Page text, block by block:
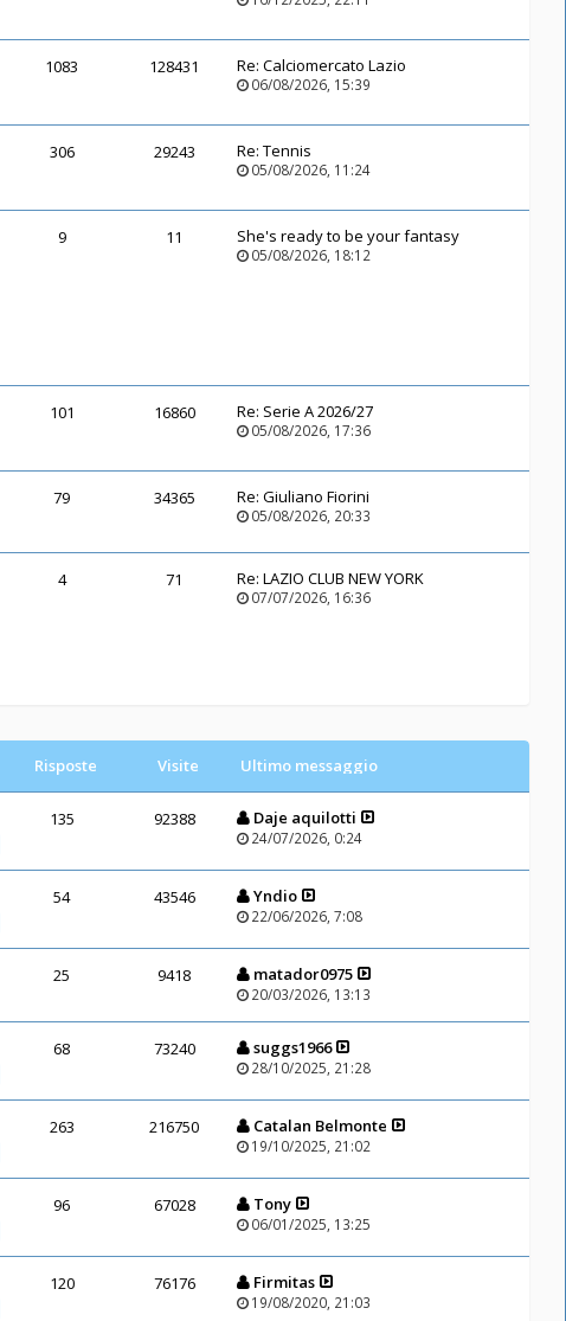
1083 128431 Re: Calciomercato Lazio
06/08/2026, 15:39
306 29243 Re: Tennis
05/08/2026, 11:24
9 11 She's ready to be your fantasy
05/08/2026, 18:12
101 16860 Re: Serie A 2026/27
05/08/2026, 17:36
79 34365 Re: Giuliano Fiorini
05/08/2026, 20:33
4 71 Re: LAZIO CLUB NEW YORK
07/07/2026, 16:36
Risposte Visite Ultimo messaggio
135 92388 Daje aquilotti
24/07/2026, 0:24
54 43546 Yndio
22/06/2026, 7:08
25 9418 matador0975
20/03/2026, 13:13
68 73240 suggs1966
28/10/2025, 21:28
263 216750 Catalan Belmonte
19/10/2025, 21:02
96 67028 Tony
06/01/2025, 13:25
120 76176 Firmitas
19/08/2020, 21:03